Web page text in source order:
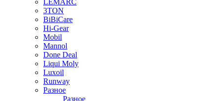
LEMARC
3TON
BiBiCare
Hi-Gear
Mobil
Mannol
Done Deal
Liqui Moly
Luxoil
Runway
Разное
Разное